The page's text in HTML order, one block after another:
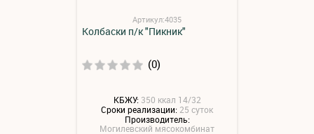
Артикул:4035
Колбаски п/к "Пикник"
(0)
КБЖУ: 350 ккал 14/32
Сроки реализации: 25 суток
Производитель:
Могилевский мясокомбинат